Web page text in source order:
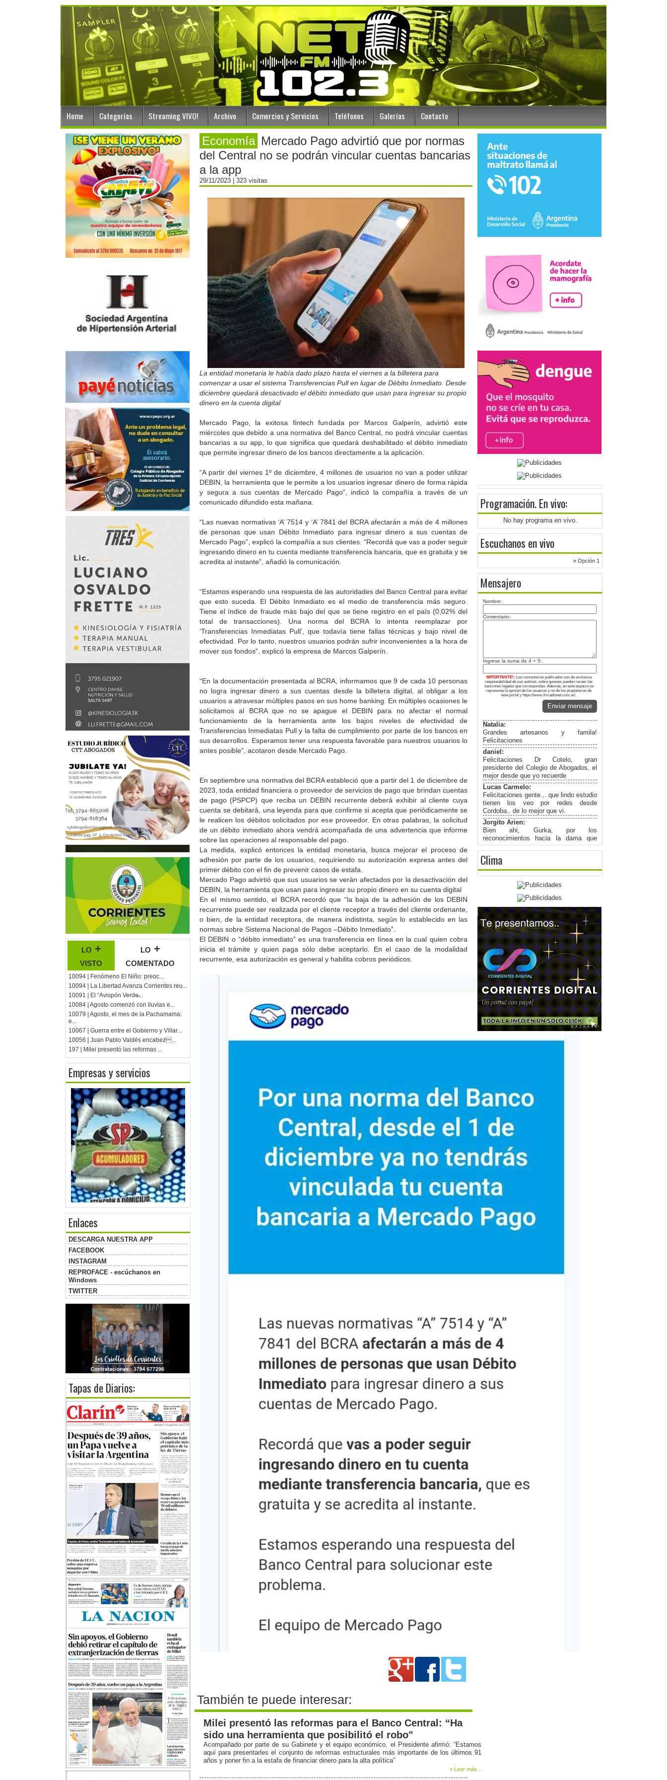
Home Categorías Streaming VIVO! Archivo Comercios y Servicios Teléfonos Galerías Contacto
lo +
visto
lo +
comentado
10094 | Fenómeno El Niño: preoc...
10094 | La Libertad Avanza Corrientes reu...
10091 | El “Avispón Verde̶...
10084 | Agosto comenzó con lluvias e...
10079 | Agosto, el mes de la Pachamama:
e...
10067 | Guerra entre el Gobierno y Villar...
10056 | Juan Pablo Valdés encabez...
197 | Milei presentó las reformas ...
Empresas y servicios
Enlaces
DESCARGA NUESTRA APP
FACEBOOK
INSTAGRAM
REPROFACE - escúchanos en
Windows
TWITTER
Tapas de Diarios:
Economía Mercado Pago advirtió que por normas
del Central no se podrán vincular cuentas bancarias
a la app
29/11/2023 | 323 visitas
La entidad monetaria le había dado plazo hasta el viernes a la billetera para
comenzar a usar el sistema Transferencias Pull en lugar de Débito Inmediato. Desde
diciembre quedará desactivado el débito inmediato que usan para ingresar su propio
dinero en la cuenta digital
Mercado Pago, la exitosa fintech fundada por Marcos Galperín, advirtió este
miércoles que debido a una normativa del Banco Central, no podrá vincular cuentas
bancarias a su app, lo que significa que quedará deshabilitado el débito inmediato
que permite ingresar dinero de los bancos directamente a la aplicación.
“A partir del viernes 1º de diciembre, 4 millones de usuarios no van a poder utilizar
DEBIN, la herramienta que le permite a los usuarios ingresar dinero de forma rápida
y segura a sus cuentas de Mercado Pago”, indicó la compañía a través de un
comunicado difundido esta mañana.
“Las nuevas normativas ‘A’ 7514 y ‘A’ 7841 del BCRA afectarán a más de 4 millones
de personas que usan Débito Inmediato para ingresar dinero a sus cuentas de
Mercado Pago”, explicó la compañía a sus clientes. “Recordá que vas a poder seguir
ingresando dinero en tu cuenta mediante transferencia bancaria, que es gratuita y se
acredita al instante”, añadió la comunicación.
“Estamos esperando una respuesta de las autoridades del Banco Central para evitar
que esto suceda. El Débito Inmediato es el medio de transferencia más seguro.
Tiene el índice de fraude más bajo del que se tiene registro en el país (0,02% del
total de transacciones). Una norma del BCRA lo intenta reemplazar por
‘Transferencias Inmediatas Pull’, que todavía tiene fallas técnicas y bajo nivel de
efectividad. Por lo tanto, nuestros usuarios podrán sufrir inconvenientes a la hora de
mover sus fondos”, explicó la empresa de Marcos Galperín.
“En la documentación presentada al BCRA, informamos que 9 de cada 10 personas
no logra ingresar dinero a sus cuentas desde la billetera digital, al obligar a los
usuarios a atravesar múltiples pasos en sus home banking. En múltiples ocasiones le
solicitamos al BCRA que no se apague el DEBIN para no afectar el normal
funcionamiento de la herramienta ante los bajos niveles de efectividad de
Transferencias Inmediatas Pull y la falta de cumplimiento por parte de los bancos en
sus desarrollos. Esperamos tener una respuesta favorable para nuestros usuarios lo
antes posible”, acotaron desde Mercado Pago.
En septiembre una normativa del BCRA estableció que a partir del 1 de diciembre de
2023, toda entidad financiera o proveedor de servicios de pago que brindan cuentas
de pago (PSPCP) que reciba un DEBIN recurrente deberá exhibir al cliente cuya
cuenta se debitará, una leyenda para que confirme si acepta que periódicamente se
le realicen los débitos solicitados por ese proveedor. En otras palabras, la solicitud
de un débito inmediato ahora vendrá acompañada de una advertencia que informe
sobre las operaciones al responsable del pago.
La medida, explicó entonces la entidad monetaria, busca mejorar el proceso de
adhesión por parte de los usuarios, requiriendo su autorización expresa antes del
primer débito con el fin de prevenir casos de estafa.
Mercado Pago advirtió que sus usuarios se verán afectados por la desactivación del
DEBIN, la herramienta que usan para ingresar su propio dinero en su cuenta digital
En el mismo sentido, el BCRA recordó que “la baja de la adhesión de los DEBIN
recurrente puede ser realizada por el cliente receptor a través del cliente ordenante,
o bien, de la entidad receptora, de manera indistinta, según lo establecido en las
normas sobre Sistema Nacional de Pagos –Débito Inmediato”.
El DEBIN o “débito inmediato” es una transferencia en línea en la cual quien cobra
inicia el trámite y quien paga sólo debe aceptarlo. En el caso de la modalidad
recurrente, esa autorización es general y habilita cobros periódicos.
También te puede interesar:
Milei presentó las reformas para el Banco Central: “Ha
sido una herramienta que posibilitó el robo"
Acompañado por parte de su Gabinete y el equipo económico, el Presidente afirmó: “Estamos
aquí para presentarles el conjunto de reformas estructurales más importante de los últimos 91
años y poner fin a la estafa de financiar dinero para la alta política”
» Leer más...
Programación. En vivo:
No hay programa en vivo.
Escuchanos en vivo
» Opción 1
Mensajero
Nombre:
Comentario:
Ingrese la suma de 4 + 5:
IMPORTANTE!: Los comentarios publicados son de exclusiva
responsabilidad de sus autores, sobre quienes pueden recaer las
sanciones legales que correspondan. Además, en este espacio se
representa la opinión de los usuarios y no de los propietarios de
este portal y https://www.fmradionet.com.ar/.
Enviar mensaje
Natalia:
Grandes artesanos y famila!
Felicitaciones
daniel:
Felicitaciones Dr Cotelo, gran
presidente del Colegio de Abogados, el
mejor desde que yo recuerde
Lucas Carmelo:
Felicitaciones gente.,. que lindo estudio
tienen los veo por redes desde
Cordoba.. de lo mejor que vi.
Jorgito Arien:
Bien ahi, Gurka, por los
reconocimientos hacia la dama que
tenemos cada uno, porque detras de
Jorgito Arien:
Gurka Dj, Congratulation, y los
mayores exitos.-
jorgito Arien:
fBuenas noches a Fm Net, para un
amigo Gurka gran conocedor de la
musica disco y mas.gran
persona,profesional del derecho y un
gran amiog.Exitos gurka te lo mereces.
Alejandra :
Saludos a la Dra Gladys Avalos desde
España
Horacio Billordo:
saludos a la familia del Club Nea Sport
en su cumpleaños n° 19. MUCHAS
FELICIDADES!!!
Francisco:
Saludos para la Lara Croft de la radio!
Buenas que geniales esos premios,
Eugenio :
Escuchando la transmisión desde San
Mandiyú clasifica a las semifinales de
la Liga Correntina de Fútbol. Excelente
trabajo, felicitaciones y vamos el
Albo!!!
Roberto PEREZ:
Mis saludos a "PACO" BURGOS, ex
compañero del Banco del IBERA..!!
Jorge:
Muy buena esta la señal de la radio,
buena musica y sobre todo lo mejor de
la radio Eventos y Marcas, quien cada
dia y mas los fines de semana nos
lleva todo el deporte y mucho mas el
futbol local. sigan asi
equipo de Eventos y Marcas
Muy bueno lo que hicieron en la Fiesta
Provincial de la Miel, Yo fui una de las
difundir nuestras cosas. No me
muy cordial y amable.
Colo:
Felicitaciones. Los segui en la
transmision de la expojoven. muy
adolescencia...Corrientes..Capital
Hector Ayala:
ENVERGADURA.
espero le siga yendo como hasta ahora
al equipo, vuelan los chicos en la
Clima